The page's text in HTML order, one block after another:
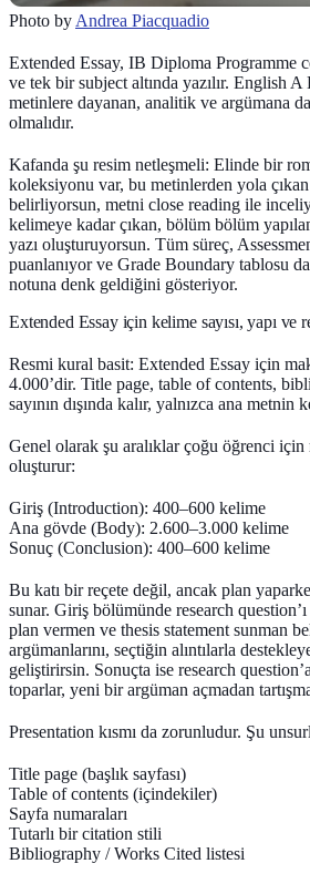
Photo by Andrea Piacquadio
Extended Essay, IB Diploma Programme
ve tek bir subject altında yazılır. English A
metinlere dayanan, analitik ve argümana
olmalıdır.
Kafanda şu resim netleşmeli: Elinde bir
koleksiyonu var, bu metinlerden yola
belirliyorsun, metni close reading ile
kelimeye kadar çıkan, bölüm bölüm
yazı oluşturuyorsun. Tüm süreç,
puanlanıyor ve Grade Boundary tablosu
notuna denk geldiğini gösteriyor.
Extended Essay için kelime sayısı, yapı ve
Resmi kural basit: Extended Essay için
4.000’dir. Title page, table of contents,
sayının dışında kalır, yalnızca ana metnin
Genel olarak şu aralıklar çoğu öğrenci için
oluşturur:
Giriş (Introduction): 400–600 kelime
Ana gövde (Body): 2.600–3.000 kelime
Sonuç (Conclusion): 400–600 kelime
Bu katı bir reçete değil, ancak plan
sunar. Giriş bölümünde research question’ı
plan vermen ve thesis statement sunman
argümanlarını, seçtiğin alıntılarla
geliştirirsin. Sonuçta ise research
toparlar, yeni bir argüman açmadan
Presentation kısmı da zorunludur. Şu
Title page (başlık sayfası)
Table of contents (içindekiler)
Sayfa numaraları
Tutarlı bir citation stili
Bibliography / Works Cited listesi